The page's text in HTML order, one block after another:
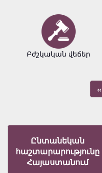
Բժշկական վեճեր
«
Ընտանեկան
հաշտարարությունը
Հայաստանում